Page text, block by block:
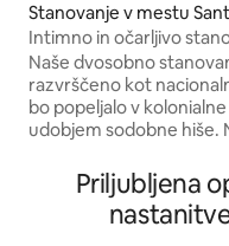
Stanovanje v mestu
ruz de La Palma
Intimno in očarljivo
Naše dvosobno
razvrščeno kot
bo popeljalo v
udobjem sodobne hiše.
najboljši kraj za začetek
poti, kjer lahko uživate
pred hišo ali v
Priljubljena